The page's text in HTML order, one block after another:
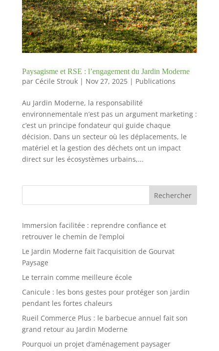
Paysagisme et RSE : l’engagement du Jardin Moderne
par Cécile Strouk| Nov 27, 2025| Publications
Au Jardin Moderne, la responsabilité
environnementale n’est pas un argument marketing :
c’est un principe fondateur qui guide chaque
décision. Dans un secteur où les déplacements, le
matériel et la gestion des déchets ont un impact
direct sur les écosystèmes urbains,...
Rechercher
Immersion facilitée : reprendre confiance et
retrouver le chemin de l’emploi
Le Jardin Moderne fait l’acquisition de Gourvat
Paysage
Le terrain comme meilleure école
Canicule : les bons gestes pour protéger son jardin
pendant les fortes chaleurs
Rueil Commerce Plus : le barbecue annuel fait son
grand retour au Jardin Moderne
Pourquoi un projet d’aménagement paysager